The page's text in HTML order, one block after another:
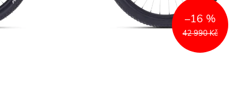
42 990 Kč
–16 %